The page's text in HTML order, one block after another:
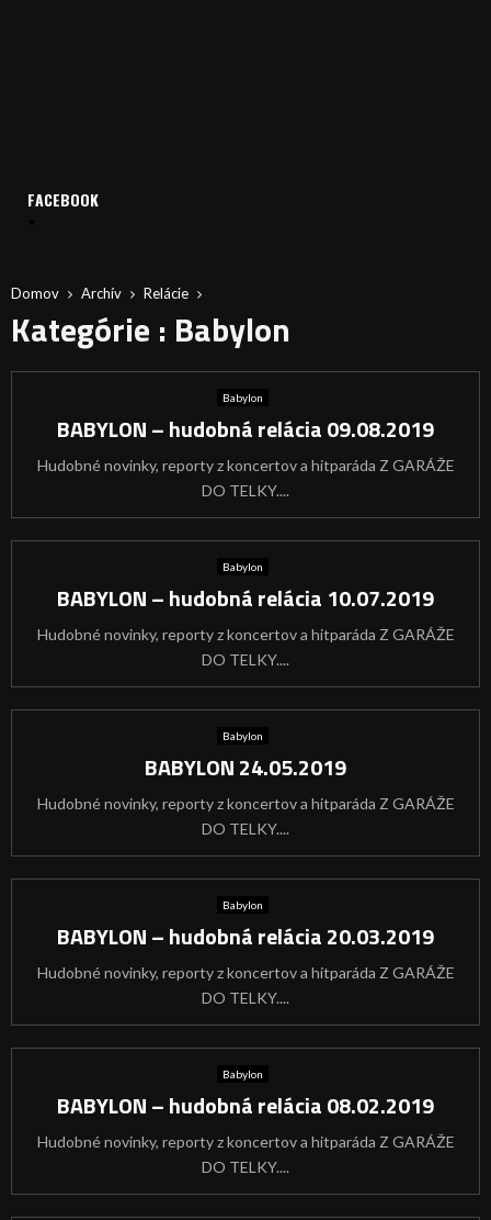
Domov Archív Relácie
Kategórie : Babylon
Babylon
BABYLON – hudobná relácia 09.08.2019
Hudobné novinky, reporty z koncertov a hitparáda Z GARÁŽE
DO TELKY....
Babylon
BABYLON – hudobná relácia 10.07.2019
Hudobné novinky, reporty z koncertov a hitparáda Z GARÁŽE
DO TELKY....
Babylon
BABYLON 24.05.2019
Hudobné novinky, reporty z koncertov a hitparáda Z GARÁŽE
DO TELKY....
Babylon
BABYLON – hudobná relácia 20.03.2019
Hudobné novinky, reporty z koncertov a hitparáda Z GARÁŽE
DO TELKY....
Babylon
BABYLON – hudobná relácia 08.02.2019
Hudobné novinky, reporty z koncertov a hitparáda Z GARÁŽE
DO TELKY....
FACEBOOK